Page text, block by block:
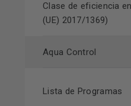
Clase de eficiencia
(UE) 2017/1369)
Aqua Control
Lista de Programas